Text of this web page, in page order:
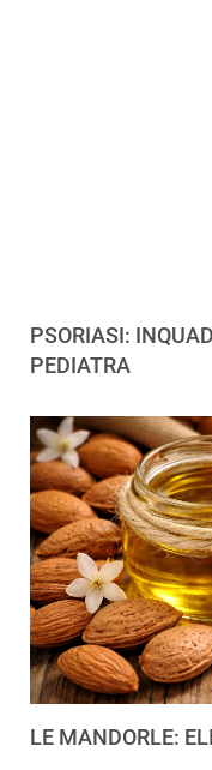
PSORIASI:
PEDIATRA
LE MANDORLE: